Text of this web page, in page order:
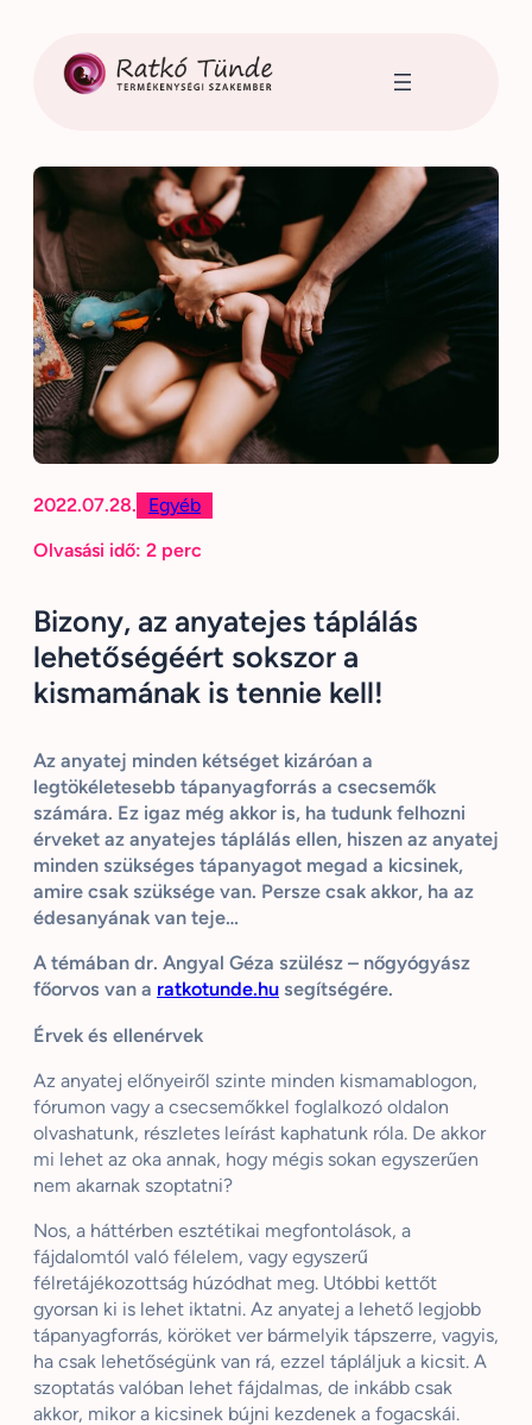
tartalomhoz
2022.07.28.
Egyéb
Olvasási idő: 2 perc
Bizony, az anyatejes táplálás
lehetőségéért sokszor a
kismamának is tennie kell!
Az anyatej minden kétséget kizáróan a
legtökéletesebb tápanyagforrás a csecsemők
számára. Ez igaz még akkor is, ha tudunk felhozni
érveket az anyatejes táplálás ellen, hiszen az anyatej
minden szükséges tápanyagot megad a kicsinek,
amire csak szüksége van. Persze csak akkor, ha az
édesanyának van teje…
A témában dr. Angyal Géza szülész – nőgyógyász
főorvos van a ratkotunde.hu segítségére.
Érvek és ellenérvek
Az anyatej előnyeiről szinte minden kismamablogon,
fórumon vagy a csecsemőkkel foglalkozó oldalon
olvashatunk, részletes leírást kaphatunk róla. De akkor
mi lehet az oka annak, hogy mégis sokan egyszerűen
nem akarnak szoptatni?
Nos, a háttérben esztétikai megfontolások, a
fájdalomtól való félelem, vagy egyszerű
félretájékozottság húzódhat meg. Utóbbi kettőt
gyorsan ki is lehet iktatni. Az anyatej a lehető legjobb
tápanyagforrás, köröket ver bármelyik tápszerre, vagyis,
ha csak lehetőségünk van rá, ezzel tápláljuk a kicsit. A
szoptatás valóban lehet fájdalmas, de inkább csak
akkor, mikor a kicsinek bújni kezdenek a fogacskái.